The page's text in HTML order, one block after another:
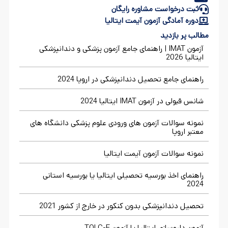
ثبت درخواست مشاوره رایگان
دوره آمادگی آزمون آیمت ایتالیا
مطالب پر بازدید
آزمون IMAT | راهنمای جامع آزمون پزشکی و دندانپزشکی
ایتالیا 2026
راهنمای جامع تحصیل دندانپزشکی در اروپا 2024
شانس قبولی در آزمون IMAT ایتالیا 2024
نمونه سوالات آزمون های ورودی علوم پزشکی دانشگاه های
معتبر اروپا
نمونه سوالات آزمون آیمت ایتالیا
راهنمای اخذ بورسیه تحصیلی ایتالیا یا بورسیه استانی
2024
تحصیل دندانپزشکی بدون کنکور در خارج از کشور 2021